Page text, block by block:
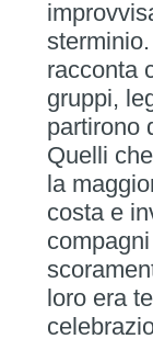
racconta
gruppi,
partirono
Quelli
la
costa e
loro era